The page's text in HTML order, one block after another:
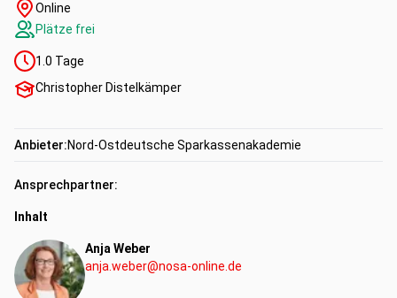
Online
Plätze frei
1.0 Tage
Christopher Distelkämper
Anbieter:Nord-Ostdeutsche Sparkassenakademie
Ansprechpartner:
Inhalt
Anja Weber
anja.weber@nosa-online.de